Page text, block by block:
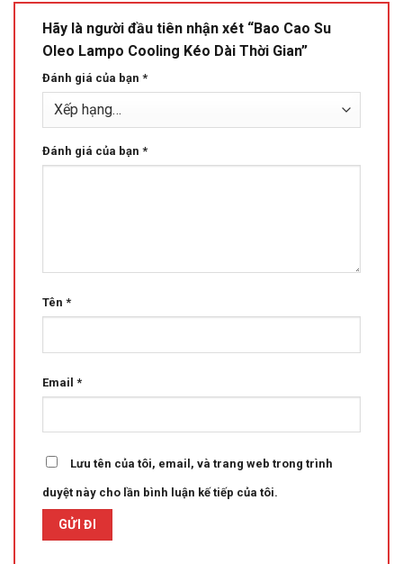
Hãy là người đầu tiên nhận xét “Bao Cao Su
Oleo Lampo Cooling Kéo Dài Thời Gian”
Đánh giá của bạn *
Đánh giá của bạn *
Tên *
Email *
Lưu tên của tôi, email, và trang web trong trình
duyệt này cho lần bình luận kế tiếp của tôi.